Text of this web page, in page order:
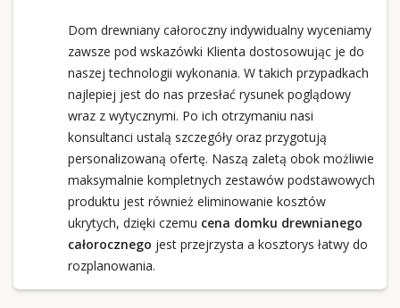
Dom drewniany całoroczny indywidualny wyceniamy
zawsze pod wskazówki Klienta dostosowując je do
naszej technologii wykonania. W takich przypadkach
najlepiej jest do nas przesłać rysunek poglądowy
wraz z wytycznymi. Po ich otrzymaniu nasi
konsultanci ustalą szczegóły oraz przygotują
personalizowaną ofertę. Naszą zaletą obok możliwie
maksymalnie kompletnych zestawów podstawowych
produktu jest również eliminowanie kosztów
ukrytych, dzięki czemu cena domku drewnianego
całorocznego jest przejrzysta a kosztorys łatwy do
rozplanowania.